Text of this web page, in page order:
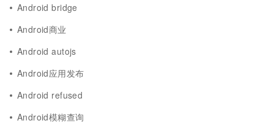
Android bridge
Android商业
Android autojs
Android应用发布
Android refused
Android模糊查询